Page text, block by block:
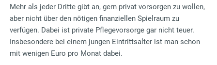
Mehr als jeder Dritte gibt an, gern privat vorsorgen zu wollen,
aber nicht über den nötigen finanziellen Spielraum zu
verfügen. Dabei ist private Pflegevorsorge gar nicht teuer.
Insbesondere bei einem jungen Eintrittsalter ist man schon
mit wenigen Euro pro Monat dabei.